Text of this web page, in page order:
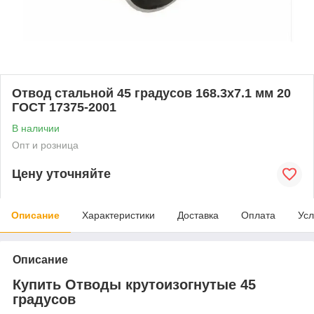
Отвод стальной 45 градусов 168.3x7.1 мм 20
ГОСТ 17375-2001
В наличии
Опт и розница
Цену уточняйте
Описание Характеристики Доставка Оплата
Описание
Купить Отводы крутоизогнутые 45
градусов